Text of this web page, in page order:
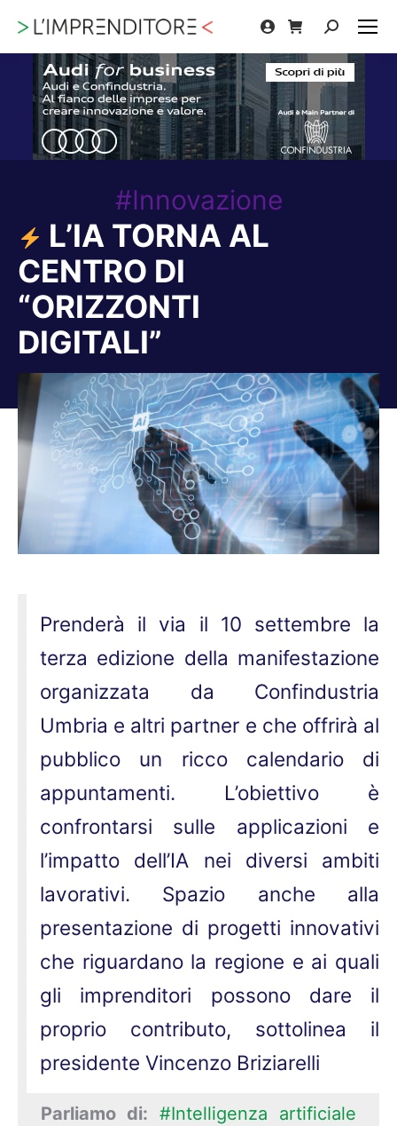
Cerca:
#Innovazione
L’IA TORNA AL
CENTRO DI
“ORIZZONTI
DIGITALI”
Tu sei qui:
Prenderà il via il 10 settembre la
terza edizione della manifestazione
organizzata da Confindustria
Umbria e altri partner e che offrirà al
pubblico un ricco calendario di
appuntamenti. L’obiettivo è
confrontarsi sulle applicazioni e
l’impatto dell’IA nei diversi ambiti
lavorativi. Spazio anche alla
presentazione di progetti innovativi
che riguardano la regione e ai quali
gli imprenditori possono dare il
proprio contributo, sottolinea il
presidente Vincenzo Briziarelli
Parliamo di: #Intelligenza artificiale